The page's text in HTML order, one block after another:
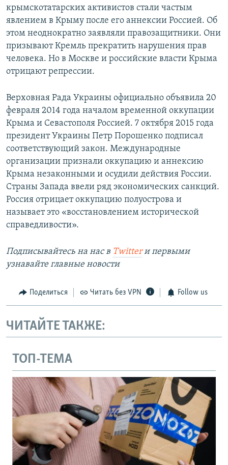
крымскотатарских активистов стали частым
явлением в Крыму после его аннексии Россией. Об
этом неоднократно заявляли правозащитники. Они
призывают Кремль прекратить нарушения прав
человека. Но в Москве и российские власти Крыма
отрицают репрессии.
Верховная Рада Украины официально объявила 20
февраля 2014 года началом временной оккупации
Крыма и Севастополя Россией. 7 октября 2015 года
президент Украины Петр Порошенко подписал
соответствующий закон. Международные
организации признали оккупацию и аннексию
Крыма незаконными и осудили действия России.
Страны Запада ввели ряд экономических санкций.
Россия отрицает оккупацию полуострова и
называет это «восстановлением исторической
справедливости».
Подписывайтесь на наc в Twitterи первыми
узнавайте главные новости
Поделиться Читать без VPN Follow us
ЧИТАЙТЕ ТАКЖЕ:
ТОП-ТЕМА